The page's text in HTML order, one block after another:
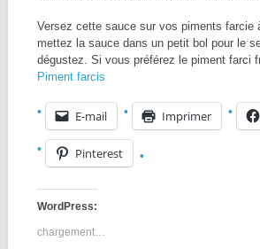
Versez cette sauce sur vos piments farcie
mettez la sauce dans un petit bol pour le
dégustez. Si vous préférez le piment farci
Piment farcis
E-mail Imprimer
Pinterest
WordPress:
chargement…